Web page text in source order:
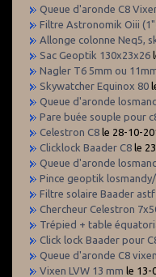
Queue d'aronde C8
Filtre Astronomik Oiii
Allonge colonne Neq5,
Sac Geoptik 130x23x26
Nagler T6 5mm ou
Skywatcher Equinox 80
Queue d'aronde
Pare buée souple pour
Celestron C8 le 28-10-
Clicklock Baader C8 le
Queue d'aronde
Pince geoptik
Filtre solaire Baader
Chercheur Celestron
Trépied + table
Click lock Baader pour
Queue d'aronde C8 vixen
Vixen LVW 13 mm le 13-